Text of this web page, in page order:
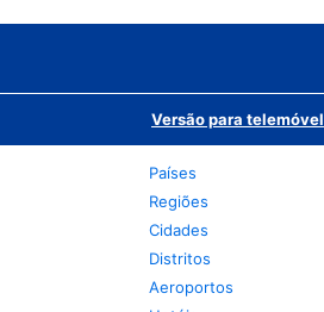
Versão para telemóvel
Países
Regiões
Cidades
Distritos
Aeroportos